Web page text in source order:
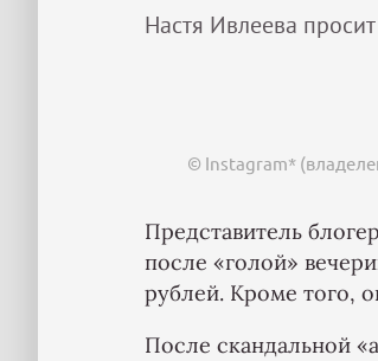
Настя Ивлеева
© Instagram*
Представитель
после «голой»
рублей. Кроме того,
После скандальной